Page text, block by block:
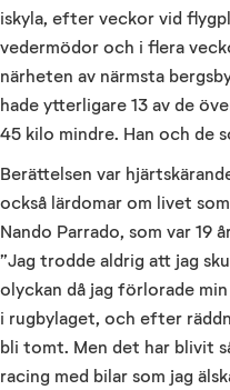
iskyla, efter veckor vid
vedermödor och i flera
närheten av närmsta
hade ytterligare 13 av de
45 kilo mindre. Han och de
Berättelsen var
också lärdomar om livet
Nando Parrado, som var 19
”Jag trodde aldrig att jag
olyckan då jag förlorade
i rugbylaget, och efter
bli tomt. Men det har blivit
racing med bilar som jag